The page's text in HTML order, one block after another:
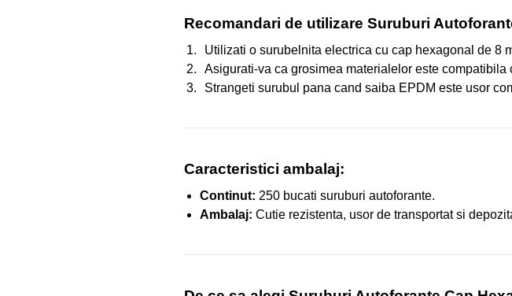
Recomandari de utilizare Suruburi
Utilizati o surubelnita electrica cu cap hexagonal de 8
Asigurati-va ca grosimea materialelor este compatibila
Strangeti surubul pana cand saiba EPDM este usor
Caracteristici ambalaj:
Continut: 250 bucati suruburi autoforante.
Ambalaj: Cutie rezistenta, usor de transportat si